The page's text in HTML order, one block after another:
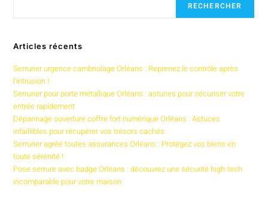
RECHERCHER
Articles récents
Serrurier urgence cambriolage Orléans : Reprenez le contrôle après
l’intrusion !
Serrurier pour porte métallique Orléans : astuces pour sécuriser votre
entrée rapidement
Dépannage ouverture coffre fort numérique Orléans : Astuces
infaillibles pour récupérer vos trésors cachés
Serrurier agréé toutes assurances Orléans : Protégez vos biens en
toute sérénité !
Pose serrure avec badge Orléans : découvrez une sécurité high-tech
incomparable pour votre maison